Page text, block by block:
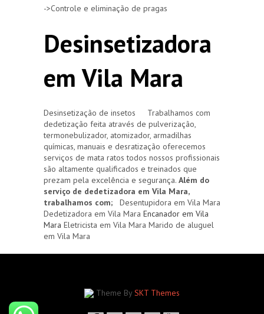
->Controle e eliminação de pragas
Desinsetizadora
em Vila Mara
Desinsetização de insetos Trabalhamos com
dedetização feita através de pulverização,
termonebulizador, atomizador, armadilhas
químicas, manuais e desratização oferecemos
serviços de mata ratos todos nossos profissionais
são altamente qualificados e treinados que
prezam pela excelência e segurança. Além do
serviço de dedetizadora em Vila Mara,
trabalhamos com; Desentupidora em Vila Mara
Dedetizadora em Vila Mara Encanador em Vila
Mara Eletricista em Vila Mara Marido de aluguel
em Vila Mara
Theme By SKT Themes